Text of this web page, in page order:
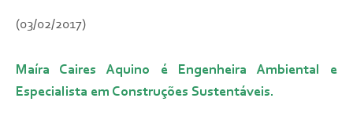
(03/02/2017)
Maíra Caires Aquino é Engenheira Ambiental e
Especialista em Construções Sustentáveis.